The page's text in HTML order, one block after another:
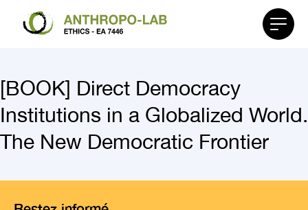
le
[BOOK] Direct Democracy
Institutions in a Globalized World.
The New Democratic Frontier